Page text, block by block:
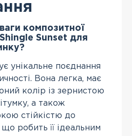
композитної
Sunset для
унікальне поєднання
Вона легка, має
колір із зернистою
а також
стійкістю до
робить її ідеальним